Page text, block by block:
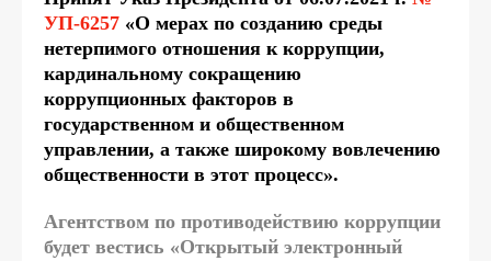
УП-6257 «О мерах по созданию среды
нетерпимого отношения к коррупции,
кардинальному сокращению
коррупционных факторов в
государственном и общественном
управлении, а также широкому вовлечению
общественности в этот процесс».
Агентством по противодействию коррупции
будет вестись «Открытый электронный